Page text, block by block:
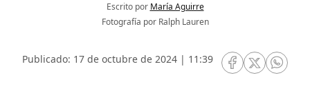
Escrito por María Aguirre
Fotografía por Ralph Lauren
Publicado: 17 de octubre de 2024 | 11:39
RRSS Facebook
RRSSRRSS